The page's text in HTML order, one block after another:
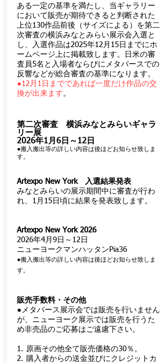
ある一定の基準を満たし、当ギャラリー
において販売が期待できると判断された
上位130作品前後（サイズによる）を第二
次審査の横浜みなとみらい展示会入選と
し、入選作品は2025年12月15日までにホ
ームページ上に掲載致します。日米の審
査員5名と入場者ならびにメタバースでの
反響などが総合審査の基準になります。
●12月1日までであれば一度だけ作品の交
換が出来ます。
第二次審査 横浜みなとみらいギャラ
リー展
2026年1月6日～12日
​●搬入搬出等の詳しい内容は後ほどお知らせ致しま
す。
Artexpo New York 入選結果発表
みなとみらいの展示期間中に審査が行わ
れ、1月15日頃に結果を発表致します。
Artexpo New York 2026
2026年4月9日～12日
ニューヨークマンハッタンPia36
●搬入搬出等の詳しい内容は後ほどお知らせ致しま
す。
販売手数料・その他
●メタバース展示会では販売を行いません
が、ニューヨーク展示では販売を行うた
め非売品のご応募はご遠慮下さい。
1. 原画その他全て販売価格の30％。
2. 購入者からの送金並びにクレジットカ